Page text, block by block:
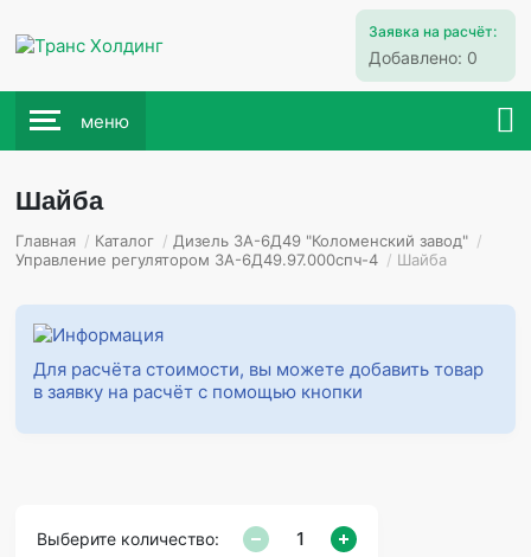
Заявка на расчёт:
Добавлено: 0
меню
Шайба
Главная / Каталог / Дизель 3А-6Д49 "Коломенский завод" /
Управление регулятором 3А-6Д49.97.000спч-4 / Шайба
Для расчёта стоимости, вы можете добавить товар
в заявку на расчёт с помощью кнопки
Выберите количество: